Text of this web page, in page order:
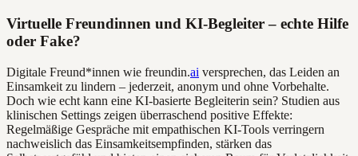
Virtuelle Freundinnen und KI-Begleiter – echte Hilfe
oder Fake?
Digitale Freund*innen wie freundin.ai versprechen, das Leiden an
Einsamkeit zu lindern – jederzeit, anonym und ohne Vorbehalte.
Doch wie echt kann eine KI-basierte Begleiterin sein? Studien aus
klinischen Settings zeigen überraschend positive Effekte:
Regelmäßige Gespräche mit empathischen KI-Tools verringern
nachweislich das Einsamkeitsempfinden, stärken das